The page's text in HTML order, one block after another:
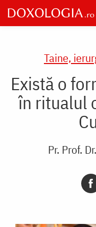
Skip
to
main
Taine,
Există o
în ritualul
Pr. Prof.